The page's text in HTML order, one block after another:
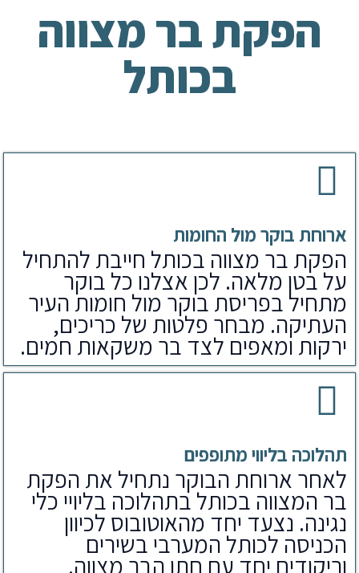
הפקת בר מצווה
בכותל
ארוחת בוקר מול החומות
הפקת בר מצווה בכותל חייבת להתחיל
על בטן מלאה. לכן אצלנו כל בוקר
מתחיל בפריסת בוקר מול חומות העיר
העתיקה. מבחר פלטות של כריכים,
ירקות ומאפים לצד בר משקאות חמים.
תהלוכה בליווי מתופפים
לאחר ארוחת הבוקר נתחיל את הפקת
בר המצווה בכותל בתהלוכה בליויי כלי
נגינה. נצעד יחד מהאוטובוס לכיוון
הכניסה לכותל המערבי בשירים
וריקודים יחד עם חתן הבר מצווה.